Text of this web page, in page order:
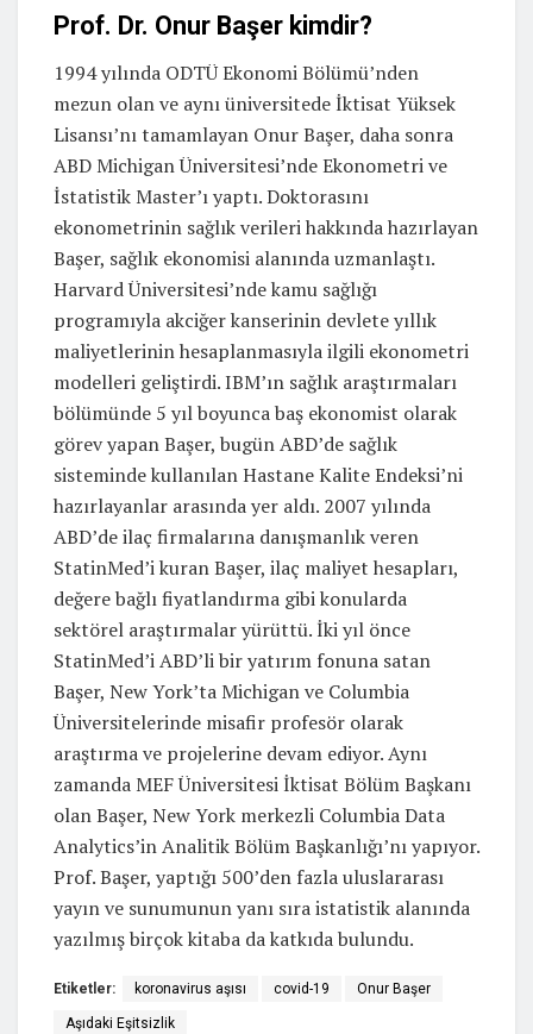
Prof. Dr. Onur Başer kimdir?
1994 yılında ODTÜ Ekonomi Bölümü’nden
mezun olan ve aynı üniversitede İktisat Yüksek
Lisansı’nı tamamlayan Onur Başer, daha sonra
ABD Michigan Üniversitesi’nde Ekonometri ve
İstatistik Master’ı yaptı. Doktorasını
ekonometrinin sağlık verileri hakkında hazırlayan
Başer, sağlık ekonomisi alanında uzmanlaştı.
Harvard Üniversitesi’nde kamu sağlığı
programıyla akciğer kanserinin devlete yıllık
maliyetlerinin hesaplanmasıyla ilgili ekonometri
modelleri geliştirdi. IBM’ın sağlık araştırmaları
bölümünde 5 yıl boyunca baş ekonomist olarak
görev yapan Başer, bugün ABD’de sağlık
sisteminde kullanılan Hastane Kalite Endeksi’ni
hazırlayanlar arasında yer aldı. 2007 yılında
ABD’de ilaç firmalarına danışmanlık veren
StatinMed’i kuran Başer, ilaç maliyet hesapları,
değere bağlı fiyatlandırma gibi konularda
sektörel araştırmalar yürüttü. İki yıl önce
StatinMed’i ABD’li bir yatırım fonuna satan
Başer, New York’ta Michigan ve Columbia
Üniversitelerinde misafir profesör olarak
araştırma ve projelerine devam ediyor. Aynı
zamanda MEF Üniversitesi İktisat Bölüm Başkanı
olan Başer, New York merkezli Columbia Data
Analytics’in Analitik Bölüm Başkanlığı’nı yapıyor.
Prof. Başer, yaptığı 500’den fazla uluslararası
yayın ve sunumunun yanı sıra istatistik alanında
yazılmış birçok kitaba da katkıda bulundu.
Etiketler: koronavirus aşısı covid-19 Onur Başer
Aşıdaki Eşitsizlik